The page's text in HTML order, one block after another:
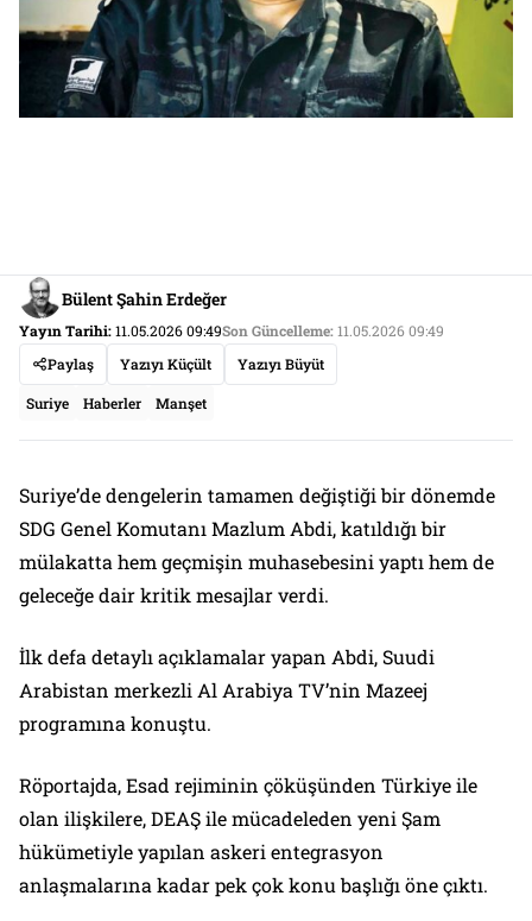
Bülent Şahin Erdeğer
Yayın Tarihi:11.05.2026 09:49Son Güncelleme:11.05.2026 09:49
Paylaş
Yazıyı Küçült Yazıyı Büyüt
Suriye Haberler Manşet
Suriye’de dengelerin tamamen değiştiği bir dönemde
SDG Genel Komutanı Mazlum Abdi, katıldığı bir
mülakatta hem geçmişin muhasebesini yaptı hem de
geleceğe dair kritik mesajlar verdi.
İlk defa detaylı açıklamalar yapan Abdi, Suudi
Arabistan merkezli Al Arabiya TV’nin Mazeej
programına konuştu.
Röportajda, Esad rejiminin çöküşünden Türkiye ile
olan ilişkilere, DEAŞ ile mücadeleden yeni Şam
hükümetiyle yapılan askeri entegrasyon
anlaşmalarına kadar pek çok konu başlığı öne çıktı.